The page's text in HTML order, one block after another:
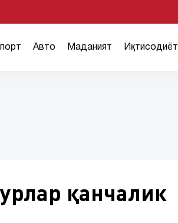
Авто Маданият Иқтисодиёт
қанчалик